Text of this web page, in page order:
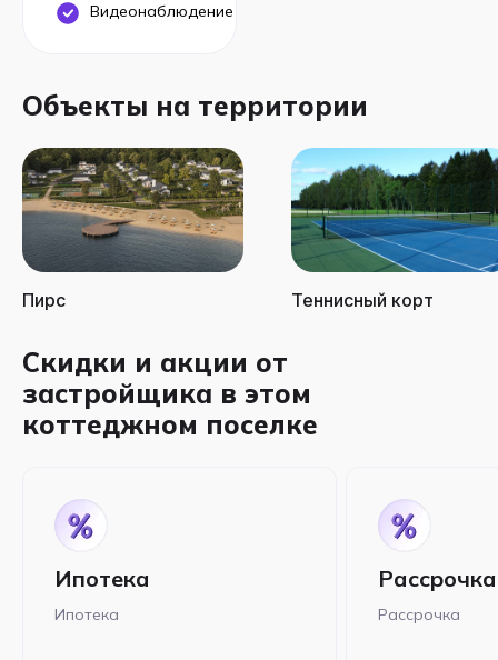
Видеонаблюдение
Объекты на территории
Пирс Теннисный корт
Скидки и акции от
застройщика в этом
коттеджном поселке
Ипотека
Ипотека
Рассрочка
Рассрочка